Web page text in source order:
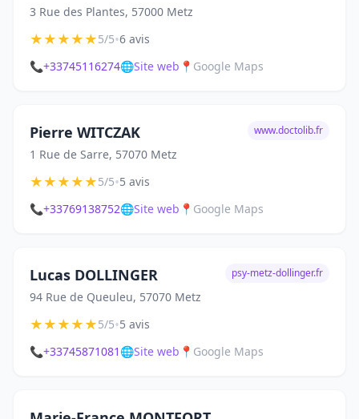
3 Rue des Plantes, 57000 Metz
★★★★★5/5•6 avis
📞+33745116274🌐Site web 📍 Google Maps
Pierre WITCZAK
1 Rue de Sarre, 57070 Metz
www.doctolib.fr
★★★★★5/5•5 avis
📞+33769138752🌐Site web 📍 Google Maps
Lucas DOLLINGER
94 Rue de Queuleu, 57070 Metz
psy-metz-dollinger.fr
★★★★★5/5•5 avis
📞+33745871081 🌐Site web 📍 Google Maps